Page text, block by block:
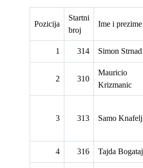
Pozicija
Startni
broj
Ime i prezime
1 314 Simon Strnad
2 310
Mauricio
Krizmanic
3 313 Samo Knafelj
4 316 Tajda Bogataj